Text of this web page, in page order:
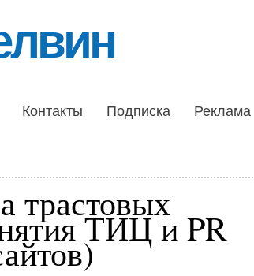
Контакты Подписка Реклама
трастовых
ТИЦ и PR